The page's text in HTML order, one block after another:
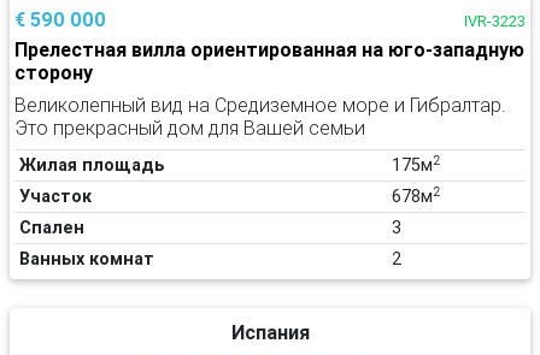
€ 590 000 IVR-3223
Прелестная вилла ориентированная на юго-западную
сторону
Великолепный вид на Средиземное море и Гибралтар.
Это прекрасный дом для Вашей семьи
Жилая площадь 175м2
Участок 678м2
Спален
3
Ванных комнат
2
Испания